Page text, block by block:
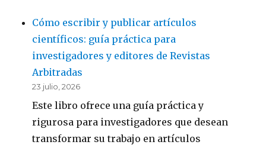
Cómo escribir y publicar artículos
científicos: guía práctica para
investigadores y editores de Revistas
Arbitradas
23 julio, 2026
Este libro ofrece una guía práctica y
rigurosa para investigadores que desean
transformar su trabajo en artículos